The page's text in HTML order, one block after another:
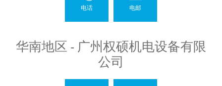
华南地区 - 广州权硕机电设备有限
公司